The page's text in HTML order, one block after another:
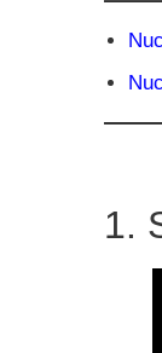
1.